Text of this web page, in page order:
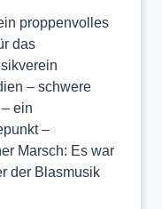
proppenvolles
das
– schwere
ein
–
Marsch: Es war
der Blasmusik